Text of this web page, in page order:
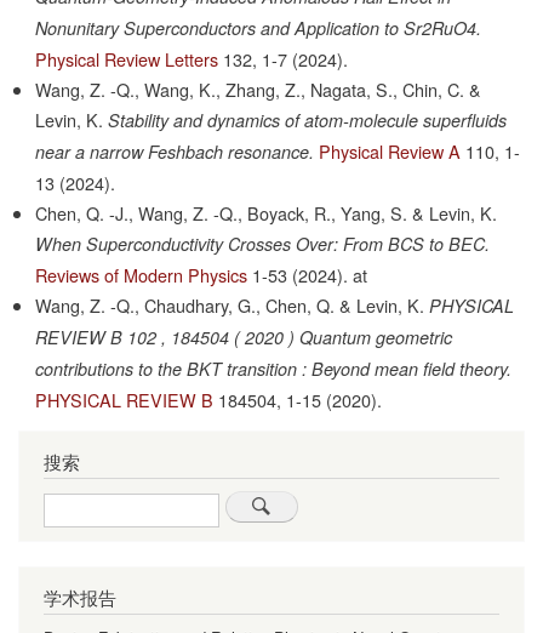
Nonunitary Superconductors and Application to Sr2RuO4.
Physical Review Letters 132, 1-7 (2024).
Wang, Z. -Q., Wang, K., Zhang, Z., Nagata, S., Chin, C. &
Levin, K. Stability and dynamics of atom-molecule superfluids
near a narrow Feshbach resonance. Physical Review A 110, 1-
13 (2024).
Chen, Q. -J., Wang, Z. -Q., Boyack, R., Yang, S. & Levin, K.
When Superconductivity Crosses Over: From BCS to BEC.
Reviews of Modern Physics 1-53 (2024). at
Wang, Z. -Q., Chaudhary, G., Chen, Q. & Levin, K. PHYSICAL
REVIEW B 102 , 184504 ( 2020 ) Quantum geometric
contributions to the BKT transition : Beyond mean field theory.
PHYSICAL REVIEW B 184504, 1-15 (2020).
搜索
Search
学术报告